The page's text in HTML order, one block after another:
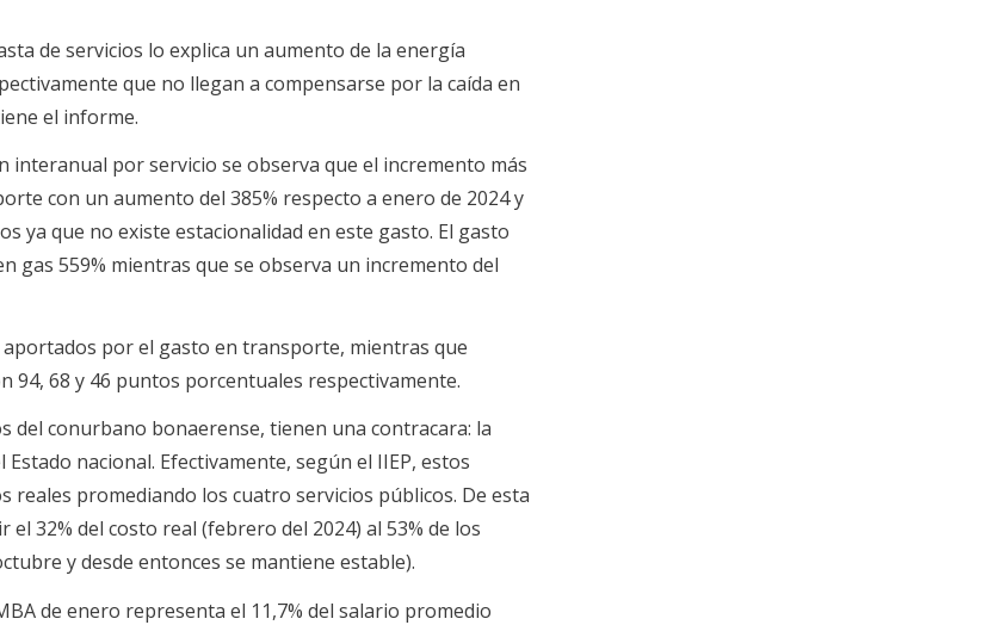
de servicios lo explica un aumento de la energía
que no llegan a compensarse por la caída en
el informe.
interanual por servicio se observa que el incremento más
con un aumento del 385% respecto a enero de 2024 y
ya que no existe estacionalidad en este gasto. El gasto
gas 559% mientras que se observa un incremento del
por el gasto en transporte, mientras que
94, 68 y 46 puntos porcentuales respectivamente.
del conurbano bonaerense, tienen una contracara: la
nacional. Efectivamente, según el IIEP, estos
reales promediando los cuatro servicios públicos. De esta
32% del costo real (febrero del 2024) al 53% de los
y desde entonces se mantiene estable).
de enero representa el 11,7% del salario promedio